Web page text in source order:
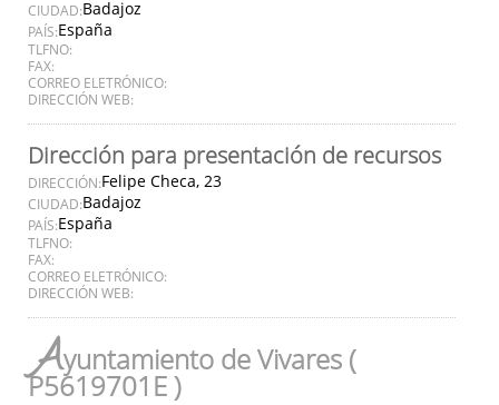
CIUDAD:Badajoz
PAÍS:España
TLFNO:
FAX:
CORREO ELETRÓNICO:
DIRECCIÓN WEB:
Dirección para presentación de recursos
DIRECCIÓN:Felipe Checa, 23
CIUDAD:Badajoz
PAÍS:España
TLFNO:
FAX:
CORREO ELETRÓNICO:
DIRECCIÓN WEB:
Ayuntamiento de Vivares (
P5619701E )